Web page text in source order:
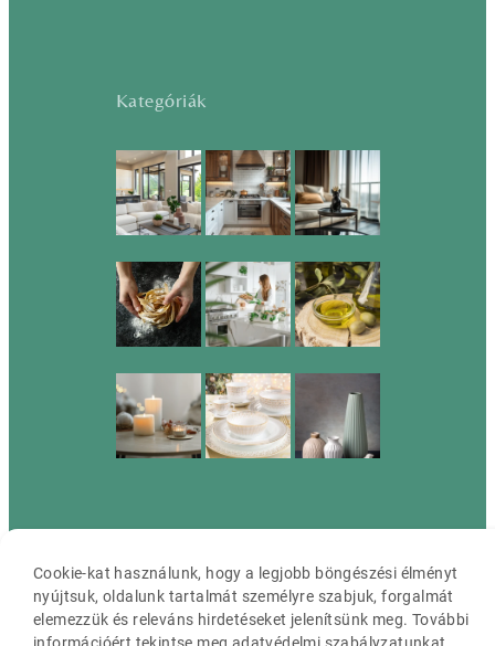
Kategóriák
Cookie-kat használunk, hogy a legjobb böngészési élményt
nyújtsuk, oldalunk tartalmát személyre szabjuk, forgalmát
elemezzük és releváns hirdetéseket jelenítsünk meg. További